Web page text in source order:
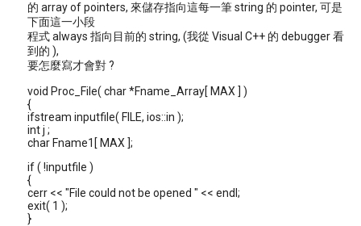
的 array of pointers, 來儲存指向這每一筆 string 的 pointer, 可是
下面這一小段
程式 always 指向目前的 string, (我從 Visual C++ 的 debugger 看
到的 ),
要怎麼寫才會對 ?
void Proc_File( char *Fname_Array[ MAX ] )
{
ifstream inputfile( FILE, ios::in );
int j ;
char Fname1[ MAX ];
if ( !inputfile )
{
cerr << "File could not be opened " << endl;
exit( 1 );
}